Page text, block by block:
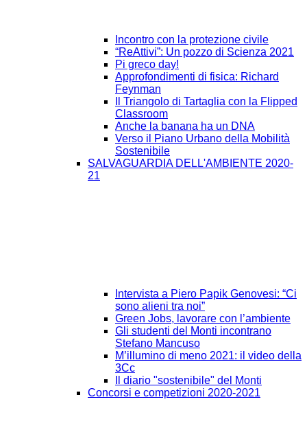
Incontro con la protezione civile
“ReAttivi”: Un pozzo di Scienza 2021
Pi greco day!
Approfondimenti di fisica: Richard
Feynman
Il Triangolo di Tartaglia con la Flipped
Classroom
Anche la banana ha un DNA
Verso il Piano Urbano della Mobilità
Sostenibile
SALVAGUARDIA DELL'AMBIENTE 2020-
21
Intervista a Piero Papik Genovesi: “Ci
sono alieni tra noi”
Green Jobs, lavorare con l’ambiente
Gli studenti del Monti incontrano
Stefano Mancuso
M’illumino di meno 2021: il video della
3Cc
Il diario "sostenibile" del Monti
Concorsi e competizioni 2020-2021